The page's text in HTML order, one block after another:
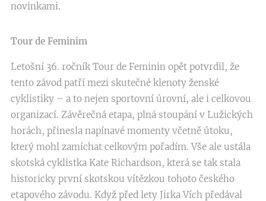
novinkami.
Tour de Feminim
Letošní 36. ročník Tour de Feminin opět potvrdil, že
tento závod patří mezi skutečné klenoty ženské
cyklistiky – a to nejen sportovní úrovní, ale i celkovou
organizací. Závěrečná etapa, plná stoupání v Lužických
horách, přinesla napínavé momenty včetně útoku,
který mohl zamíchat celkovým pořadím. Vše ale ustála
skotská cyklistka Kate Richardson, která se tak stala
historicky první skotskou vítězkou tohoto českého
etapového závodu. Když před lety Jirka Vích předával